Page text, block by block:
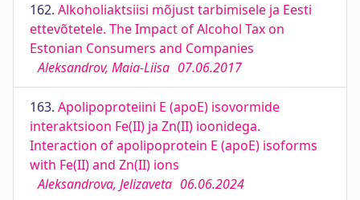
162. Alkoholiaktsiisi mõjust tarbimisele ja Eesti
ettevõtetele. The Impact of Alcohol Tax on
Estonian Consumers and Companies
Aleksandrov, Maia-Liisa 07.06.2017
163. Apolipoproteiini E (apoE) isovormide
interaktsioon Fe(II) ja Zn(II) ioonidega.
Interaction of apolipoprotein E (apoE) isoforms
with Fe(II) and Zn(II) ions
Aleksandrova, Jelizaveta 06.06.2024